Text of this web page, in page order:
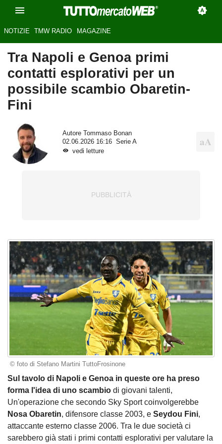
NOTIZIE TMW RADIO MAGAZINE
Tra Napoli e Genoa primi
contatti esplorativi per un
possibile scambio Obaretin-
Fini
Autore
Tommaso Bonan
02.06.2026 16:16
Serie A
vedi letture
© foto di Stefano Martini TuttoFrosinone
Sul tavolo di Napoli e Genoa in queste ore ha preso
forma l'idea di uno scambio di giovani talenti,
Un'operazione che secondo Sky Sport coinvolgerebbe
Nosa Obaretin, difensore classe 2003, e Seydou Fini,
attaccante esterno classe 2006. Tra le due società ci
sarebbero già stati i primi contatti esplorativi per valutare la